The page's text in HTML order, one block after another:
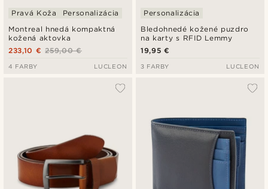
Montreal hnedá kompaktná
kožená aktovka
Pravá Koža Personalizácia
259,00 €
233,10 €
4 FARBY LUCLEON
Bledohnedé kožené puzdro
na karty s RFID Lemmy
Personalizácia
19,95 €
3 FARBY LUCLEON